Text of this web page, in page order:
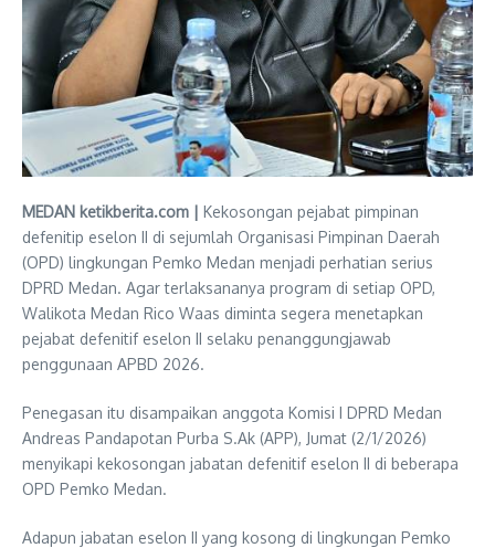
MEDAN ketikberita.com | Kekosongan pejabat pimpinan
defenitip eselon II di sejumlah Organisasi Pimpinan Daerah
(OPD) lingkungan Pemko Medan menjadi perhatian serius
DPRD Medan. Agar terlaksananya program di setiap OPD,
Walikota Medan Rico Waas diminta segera menetapkan
pejabat defenitif eselon II selaku penanggungjawab
penggunaan APBD 2026.
Penegasan itu disampaikan anggota Komisi I DPRD Medan
Andreas Pandapotan Purba S.Ak (APP), Jumat (2/1/2026)
menyikapi kekosongan jabatan defenitif eselon II di beberapa
OPD Pemko Medan.
Adapun jabatan eselon II yang kosong di lingkungan Pemko